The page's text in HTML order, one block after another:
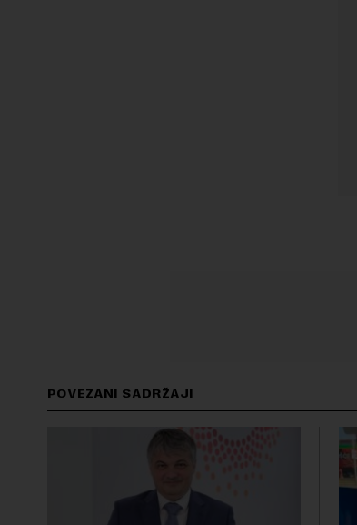
POVEZANI SADRŽAJI